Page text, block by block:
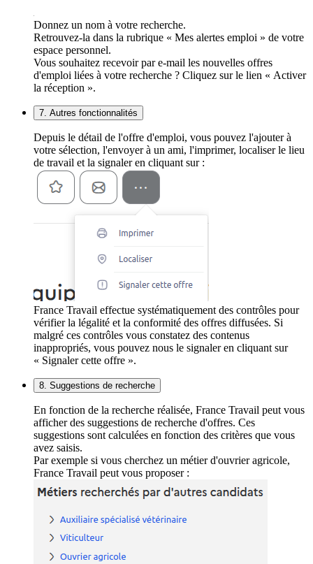
Donnez un nom à votre recherche.
Retrouvez-la dans la rubrique « Mes alertes emploi » de votre
espace personnel.
Vous souhaitez recevoir par e-mail les nouvelles offres
d'emploi liées à votre recherche ? Cliquez sur le lien « Activer
la réception ».
7. Autres fonctionnalités
Depuis le détail de l'offre d'emploi, vous pouvez l'ajouter à
votre sélection, l'envoyer à un ami, l'imprimer, localiser le lieu
de travail et la signaler en cliquant sur :
France Travail effectue systématiquement des contrôles pour
vérifier la légalité et la conformité des offres diffusées. Si
malgré ces contrôles vous constatez des contenus
inappropriés, vous pouvez nous le signaler en cliquant sur
« Signaler cette offre ».
8. Suggestions de recherche
En fonction de la recherche réalisée, France Travail peut vous
afficher des suggestions de recherche d'offres. Ces
suggestions sont calculées en fonction des critères que vous
avez saisis.
Par exemple si vous cherchez un métier d'ouvrier agricole,
France Travail peut vous proposer :